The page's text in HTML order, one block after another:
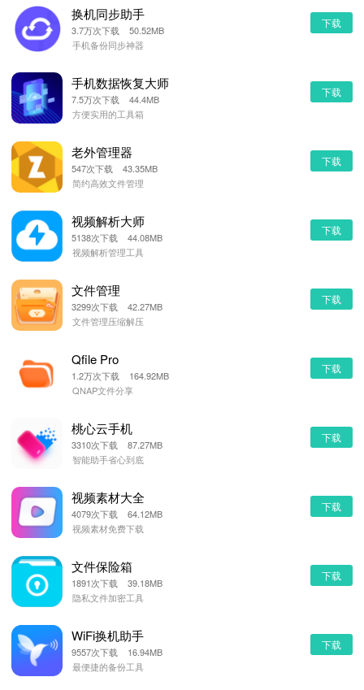
换机同步助手
3.7万次下载 50.52MB
手机备份同步神器
下载
手机数据恢复大师
7.5万次下载 44.4MB
方便实用的工具箱
下载
老外管理器
547次下载 43.35MB
简约高效文件管理
下载
视频解析大师
5138次下载 44.08MB
视频解析管理工具
下载
文件管理
3299次下载 42.27MB
文件管理压缩解压
下载
Qfile Pro
1.2万次下载 164.92MB
QNAP文件分享
下载
桃心云手机
3310次下载 87.27MB
智能助手省心到底
下载
视频素材大全
4079次下载 64.12MB
视频素材免费下载
下载
文件保险箱
1891次下载 39.18MB
隐私文件加密工具
下载
WiFi换机助手
9557次下载 16.94MB
最便捷的备份工具
下载